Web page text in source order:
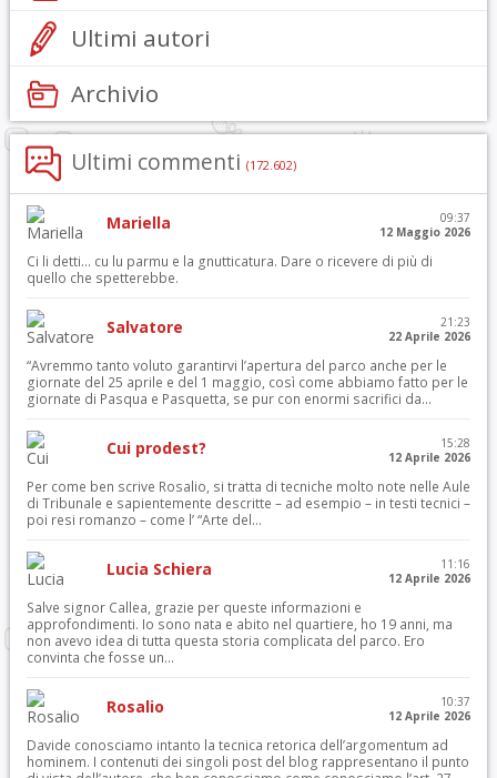
Ultimi autori
Archivio
Ultimi commenti (172.602)
Mariella
09:37
12 Maggio 2026
Ci li detti… cu lu parmu e la gnutticatura. Dare o ricevere di più di
quello che spetterebbe.
Salvatore
21:23
22 Aprile 2026
“Avremmo tanto voluto garantirvi l’apertura del parco anche per le
giornate del 25 aprile e del 1 maggio, così come abbiamo fatto per le
giornate di Pasqua e Pasquetta, se pur con enormi sacrifici da...
Cui prodest?
15:28
12 Aprile 2026
Per come ben scrive Rosalio, si tratta di tecniche molto note nelle Aule
di Tribunale e sapientemente descritte – ad esempio – in testi tecnici –
poi resi romanzo – come l’ “Arte del...
Lucia Schiera
11:16
12 Aprile 2026
Salve signor Callea, grazie per queste informazioni e
approfondimenti. Io sono nata e abito nel quartiere, ho 19 anni, ma
non avevo idea di tutta questa storia complicata del parco. Ero
convinta che fosse un...
Rosalio
10:37
12 Aprile 2026
Davide conosciamo intanto la tecnica retorica dell’argomentum ad
hominem. I contenuti dei singoli post del blog rappresentano il punto